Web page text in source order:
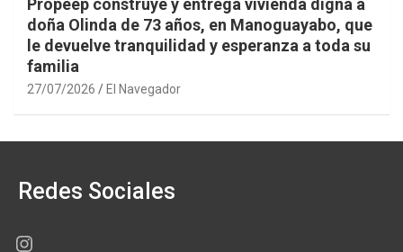
Propeep construye y entrega vivienda digna a
doña Olinda de 73 años, en Manoguayabo, que
le devuelve tranquilidad y esperanza a toda su
familia
27/07/2026 El Navegador
Redes Sociales
Instagram